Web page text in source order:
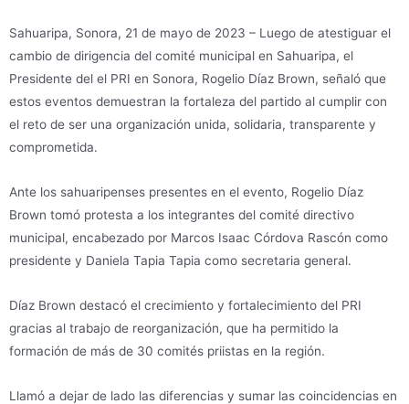
Sahuaripa, Sonora, 21 de mayo de 2023 – Luego de atestiguar el
cambio de dirigencia del comité municipal en Sahuaripa, el
Presidente del el PRI en Sonora, Rogelio Díaz Brown, señaló que
estos eventos demuestran la fortaleza del partido al cumplir con
el reto de ser una organización unida, solidaria, transparente y
comprometida.
Ante los sahuaripenses presentes en el evento, Rogelio Díaz
Brown tomó protesta a los integrantes del comité directivo
municipal, encabezado por Marcos Isaac Córdova Rascón como
presidente y Daniela Tapia Tapia como secretaria general.
Díaz Brown destacó el crecimiento y fortalecimiento del PRI
gracias al trabajo de reorganización, que ha permitido la
formación de más de 30 comités priistas en la región.
Llamó a dejar de lado las diferencias y sumar las coincidencias en